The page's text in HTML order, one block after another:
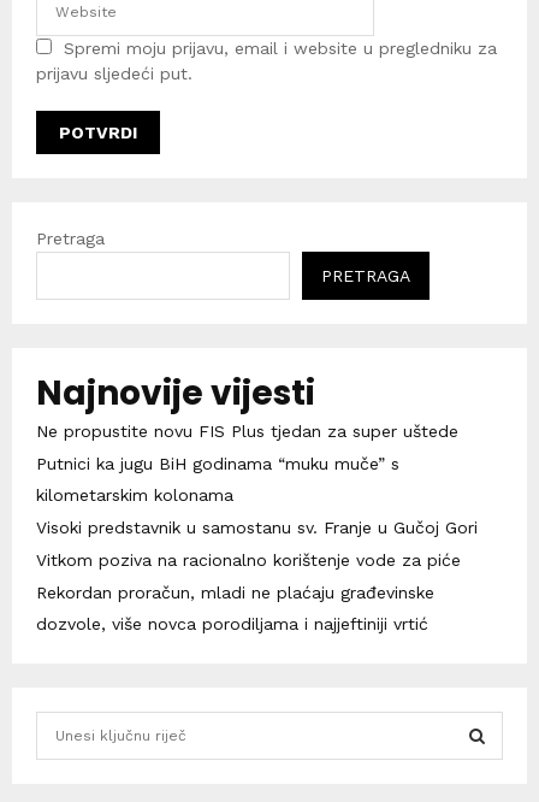
Spremi moju prijavu, email i website u pregledniku za
prijavu sljedeći put.
Pretraga
PRETRAGA
Najnovije vijesti
Ne propustite novu FIS Plus tjedan za super uštede
Putnici ka jugu BiH godinama “muku muče” s
kilometarskim kolonama
Visoki predstavnik u samostanu sv. Franje u Gučoj Gori
Vitkom poziva na racionalno korištenje vode za piće
Rekordan proračun, mladi ne plaćaju građevinske
dozvole, više novca porodiljama i najjeftiniji vrtić